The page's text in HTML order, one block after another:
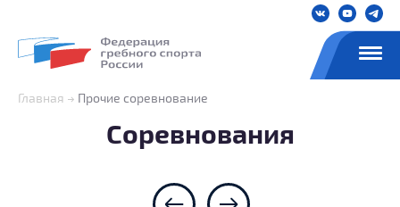
Главная Прочие соревнование
Соревнования